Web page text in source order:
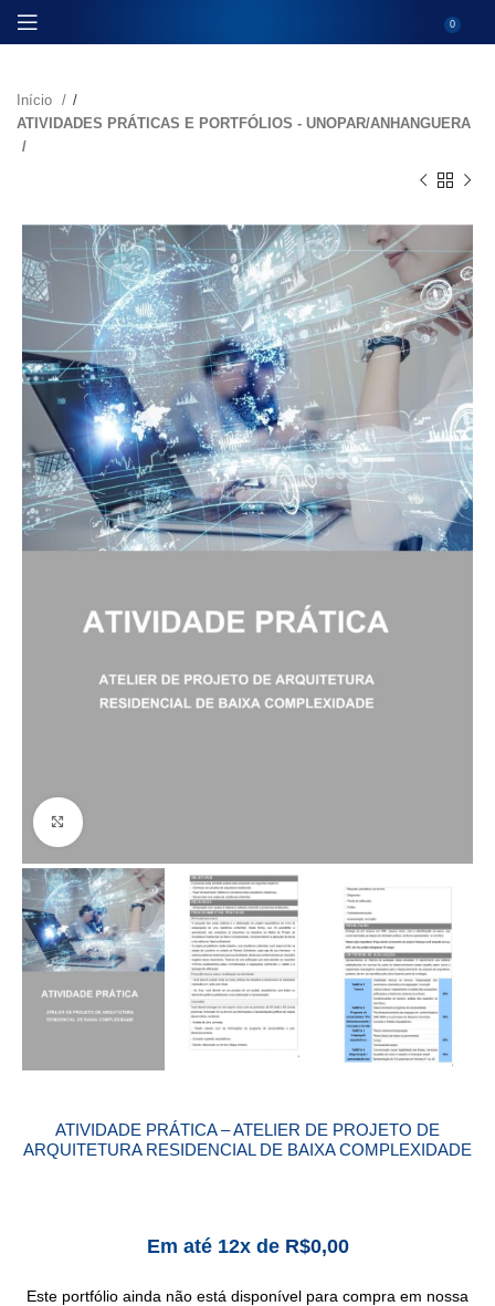
0
Início
ATIVIDADES PRÁTICAS E PORTFÓLIOS - UNOPAR/ANHANGUERA
Click to enlarge
ATIVIDADE PRÁTICA – ATELIER DE PROJETO DE
ARQUITETURA RESIDENCIAL DE BAIXA COMPLEXIDADE
Em até 12x de R$0,00
Este portfólio ainda não está disponível para compra em nossa